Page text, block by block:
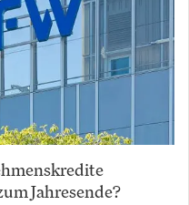
Jahresende?